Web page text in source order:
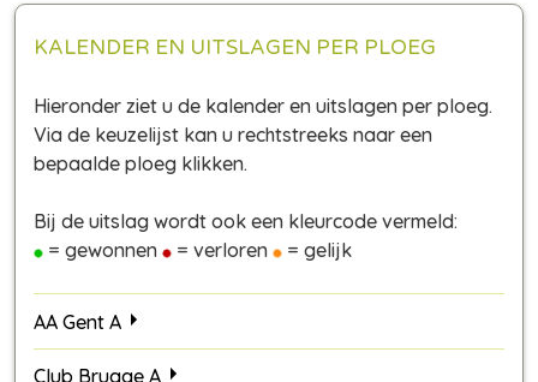
KALENDER EN UITSLAGEN PER PLOEG
Hieronder ziet u de kalender en uitslagen per ploeg.
Via de keuzelijst kan u rechtstreeks naar een
bepaalde ploeg klikken.
Bij de uitslag wordt ook een kleurcode vermeld:
= gewonnen
= verloren = gelijk
AA Gent A
Club Brugge A